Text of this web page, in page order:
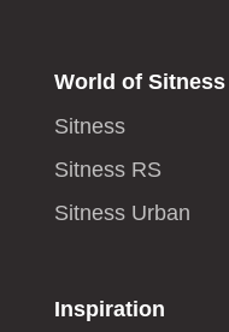
World of Sitness
Sitness
Sitness RS
Sitness Urban
Inspiration